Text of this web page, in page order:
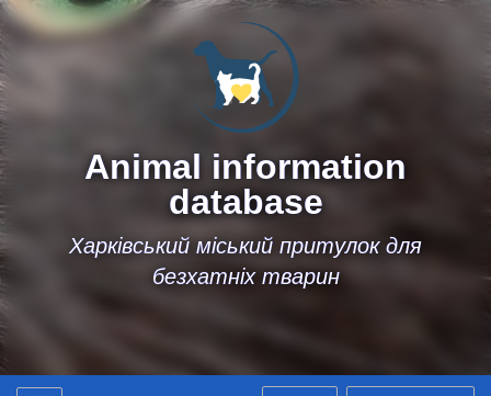
Animal information
database
Харківський міський притулок для
безхатніх тварин